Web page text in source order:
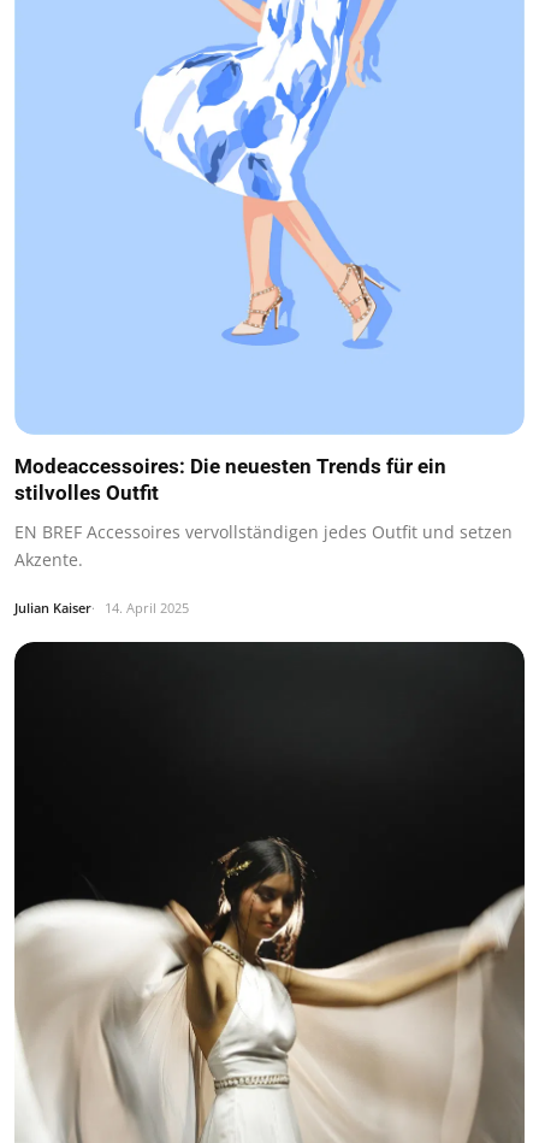
Modeaccessoires: Die neuesten Trends für ein
stilvolles Outfit
EN BREF Accessoires vervollständigen jedes Outfit und setzen
Akzente.
Julian Kaiser 14. April 2025